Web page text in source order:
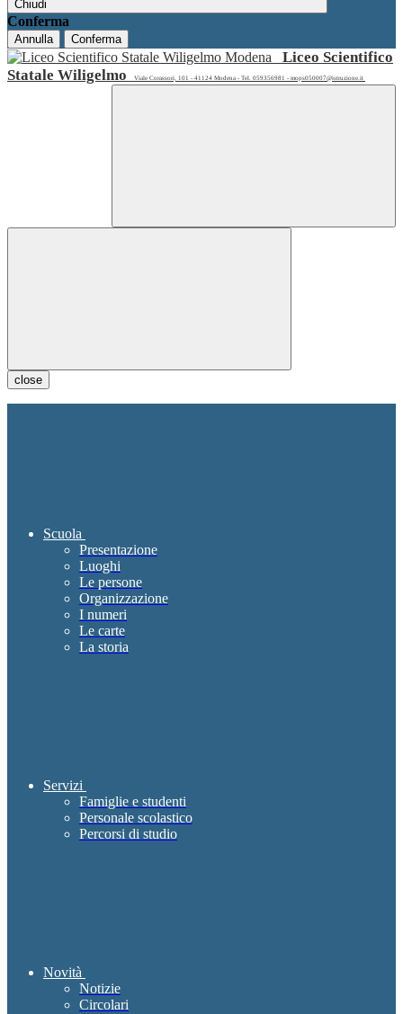
Chiudi
Conferma
Annulla Conferma
Liceo Scientifico
Statale Wiligelmo
Viale Corassori, 101 - 41124 Modena - Tel. 059356981 - mops050007@istruzione.it
close
Scuola
Presentazione
Luoghi
Le persone
Organizzazione
I numeri
Le carte
La storia
Servizi
Famiglie e studenti
Personale scolastico
Percorsi di studio
Novità
Notizie
Circolari